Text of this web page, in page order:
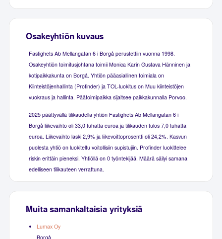
Osakeyhtiön kuvaus
Fastighets Ab Mellangatan 6 i Borgå perustettiin vuonna 1998.
Osakeyhtiön toimitusjohtana toimii Monica Karin Gustava Hänninen ja
kotipaikkakunta on Borgå. Yhtiön pääasiallinen toimiala on
Kiinteistöjenhallinta (Profinder) ja TOL-luokitus on Muu kiinteistöjen
vuokraus ja hallinta. Päätoimipaikka sijaitsee paikkakunnalla Porvoo.
2025 päättyvällä tilikaudella yhtiön Fastighets Ab Mellangatan 6 i
Borgå liikevaihto oli 33,0 tuhatta euroa ja tilikauden tulos 7,0 tuhatta
euroa. Liikevaihto laski 2,9% ja liikevoittoprosentti oli 24,2%. Kasvun
puolesta yhtiö on luokiteltu voitollisiin supistujiin. Profinder luokittelee
riskin erittäin pieneksi. Yhtiöllä on 0 työntekijää. Määrä säilyi samana
edelliseen tilikauteen verrattuna.
Muita samankaltaisia yrityksiä
Lumax Oy
Borgå